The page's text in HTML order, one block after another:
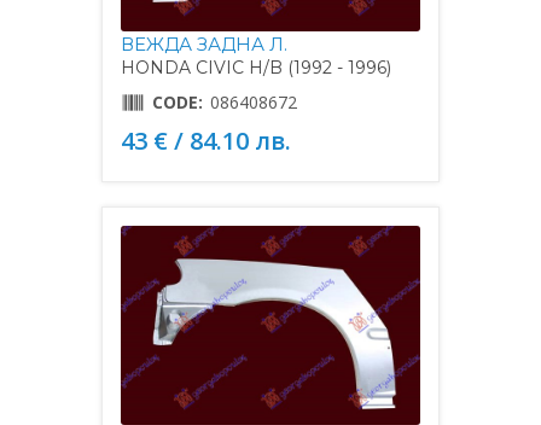
ВЕЖДА ЗАДНА Л.
HONDA CIVIC H/B (1992 - 1996)
CODE: 086408672
43 € / 84.10 лв.